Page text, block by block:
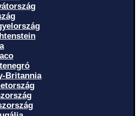
Britannia